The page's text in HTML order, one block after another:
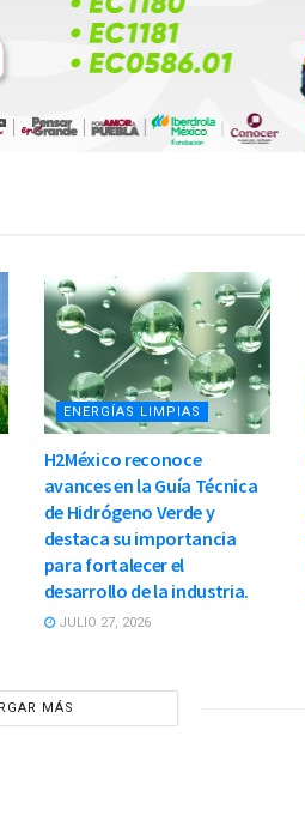
ENERGÍAS LIMPIAS
H2México reconoce
avances en la Guía Técnica
de Hidrógeno Verde y
destaca su importancia
para fortalecer el
desarrollo de la industria.
JULIO 27, 2026
MÁS